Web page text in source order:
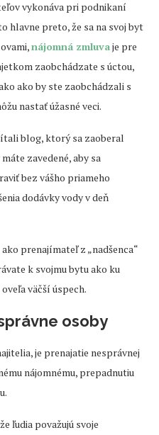
vykonáva pri podnikaní
hlavne preto, že sa na svoj byt
nájomná zmluvaje pre
zaobchádzate s úctou,
ako by ste zaobchádzali s
nastať úžasné veci.
blog, ktorý sa zaoberal
zavedené, aby sa
bez vášho priameho
dodávky vody v deň
prenajímateľ z „nadšenca“
k svojmu bytu ako ku
väčší úspech.
osoby
je prenajatie nesprávnej
nájomnému, prepadnutiu
ľudia považujú svoje